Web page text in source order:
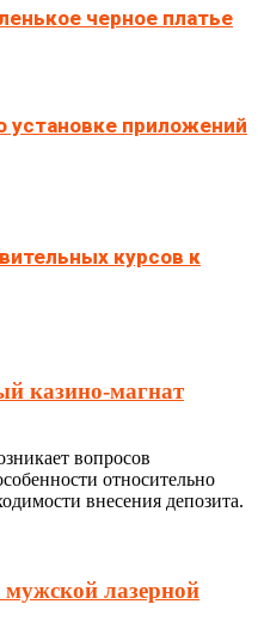
черное платье
установке приложений
курсов к
казино-магнат
вопросов
относительно
внесения депозита.
лазерной